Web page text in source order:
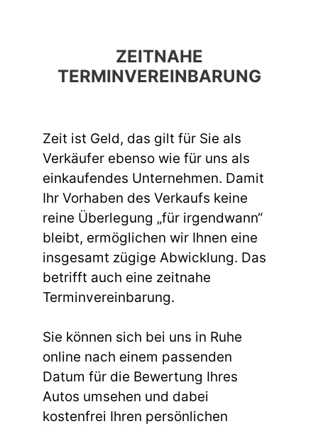
ZEITNAHE
TERMINVEREINBARUNG
Zeit ist Geld, das gilt für Sie als
Verkäufer ebenso wie für uns als
einkaufendes Unternehmen. Damit
Ihr Vorhaben des Verkaufs keine
reine Überlegung „für irgendwann“
bleibt, ermöglichen wir Ihnen eine
insgesamt zügige Abwicklung. Das
betrifft auch eine zeitnahe
Terminvereinbarung.
Sie können sich bei uns in Ruhe
online nach einem passenden
Datum für die Bewertung Ihres
Autos umsehen und dabei
kostenfrei Ihren persönlichen